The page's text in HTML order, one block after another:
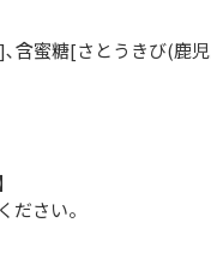
含蜜糖[さとうきび(鹿
ださい。